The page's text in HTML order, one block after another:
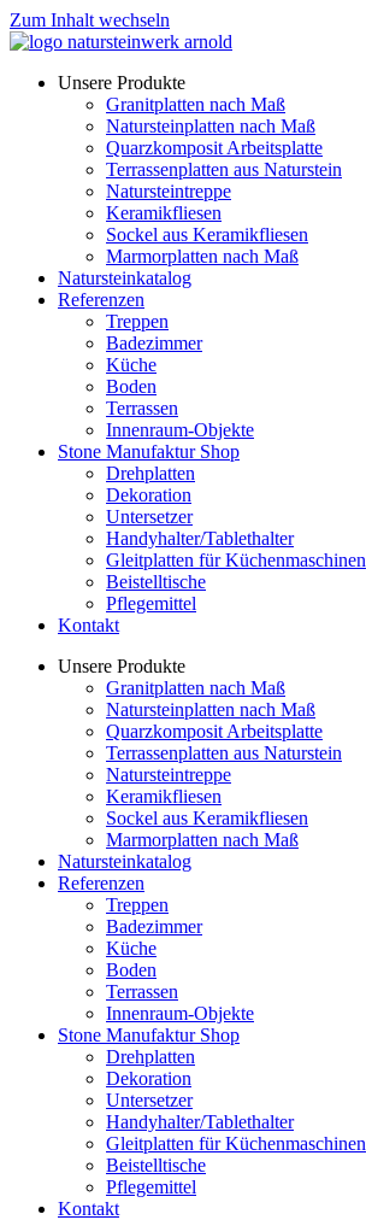
Zum Inhalt wechseln
Unsere Produkte
Granitplatten nach Maß
Natursteinplatten nach Maß
Quarzkomposit Arbeitsplatte
Terrassenplatten aus Naturstein
Natursteintreppe
Keramikfliesen
Sockel aus Keramikfliesen
Marmorplatten nach Maß
Natursteinkatalog
Referenzen
Treppen
Badezimmer
Küche
Boden
Terrassen
Innenraum-Objekte
Stone Manufaktur Shop
Drehplatten
Dekoration
Untersetzer
Handyhalter/Tablethalter
Gleitplatten für Küchenmaschinen
Beistelltische
Pflegemittel
Kontakt
Unsere Produkte
Granitplatten nach Maß
Natursteinplatten nach Maß
Quarzkomposit Arbeitsplatte
Terrassenplatten aus Naturstein
Natursteintreppe
Keramikfliesen
Sockel aus Keramikfliesen
Marmorplatten nach Maß
Natursteinkatalog
Referenzen
Treppen
Badezimmer
Küche
Boden
Terrassen
Innenraum-Objekte
Stone Manufaktur Shop
Drehplatten
Dekoration
Untersetzer
Handyhalter/Tablethalter
Gleitplatten für Küchenmaschinen
Beistelltische
Pflegemittel
Kontakt